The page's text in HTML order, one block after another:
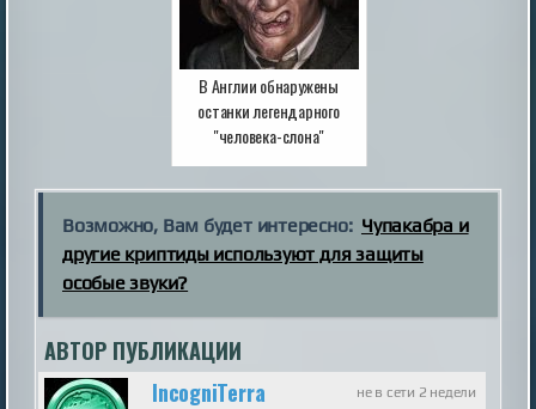
В Англии обнаружены
останки легендарного
"человека-слона"
Возможно, Вам будет интересно: Чупакабра и
другие криптиды используют для защиты
особые звуки?
АВТОР ПУБЛИКАЦИИ
не в сети 2 недели
IncogniTerra